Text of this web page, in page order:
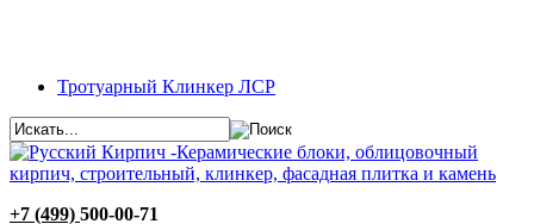
Тротуарный Клинкер ЛСР
+7 (499) 500-00-71